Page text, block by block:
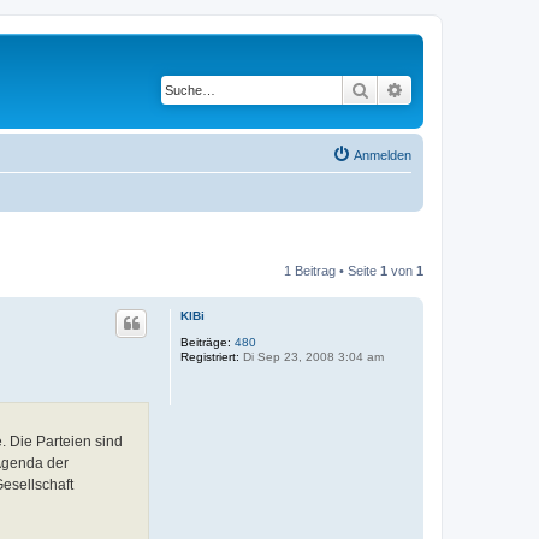
Suche
Anmelden
1 Beitrag • Seite 1 von 1
KlBi
Beiträge: 480
Registriert: Di Sep 23, 2008 3:04 am
Die Parteien sind
der